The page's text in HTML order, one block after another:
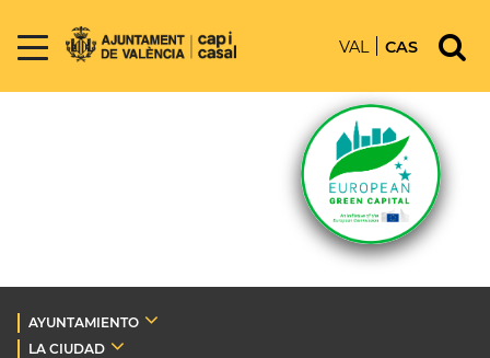
VAL CAS
AYUNTAMIENTO
LA CIUDAD